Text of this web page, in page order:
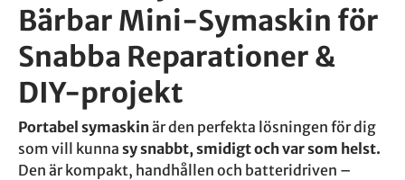
Bärbar Mini-Symaskin för
Snabba Reparationer &
DIY-projekt
Portabel symaskinär den perfekta lösningen för dig
som vill kunna sy snabbt, smidigt och var som helst.
Den är kompakt, handhållen och batteridriven –